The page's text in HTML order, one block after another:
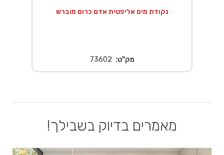
נקודת מים אליפטית אדם כרום מוברש
מק"ט: 73602
מאמרים בדיוק בשבילך!